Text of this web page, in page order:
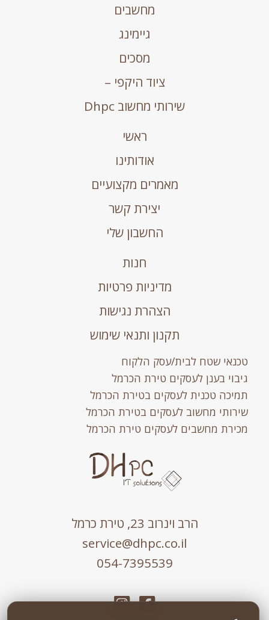
מחשבים
גיימינג
מסכים
ציוד היקפי –
שירותי מחשוב Dhpc
ראשי
אודותינו
מאמרים מקצועיים
יצירת קשר
החשבון שלי
חנות
מדיניות פרטיות
הצהרת נגישות
תקנון ותנאי שימוש
טכנאי שטח לבית/עסק הלקוח
גיבוי בענן לעסקים טירת הכרמל
תמיכה טכנית לעסקים בטירת הכרמל
שירותי מחשוב לעסקים בטירת הכרמל
מכירת מחשבים לעסקים טירת הכרמל
הרב וינרוב 23, טירת כרמל
service@dhpc.co.il
054-7395539